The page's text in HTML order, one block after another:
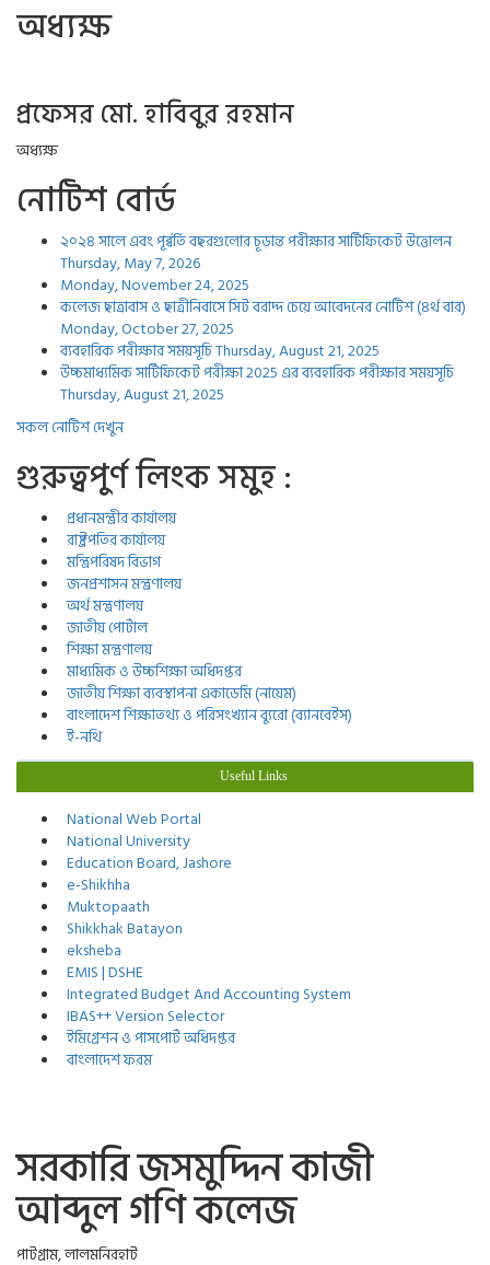
অধ্যক্ষ
প্রফেসর মো. হাবিবুর রহমান
অধ্যক্ষ
নোটিশ বোর্ড
২০২৪ সালে এবং পূর্ব্বর্তি বছরগুলোর চূড়ান্ত পরীক্ষার সার্টিফিকেট উত্তোলন
Thursday, May 7, 2026
Monday, November 24, 2025
কলেজ ছাত্রাবাস ও ছাত্রীনিবাসে সিট বরাদ্দ চেয়ে আবেদনের নোটিশ (৪র্থ বার)
Monday, October 27, 2025
ব্যবহারিক পরীক্ষার সময়সূচিThursday, August 21, 2025
উচ্চমাধ্যমিক সার্টিফিকেট পরীক্ষা 2025 এর ব্যবহারিক পরীক্ষার সময়সূচি
Thursday, August 21, 2025
সকল নোটিশ দেখুন
গুরুত্বপুর্ণ লিংক সমুহ :
প্রধানমন্ত্রীর কার্যালয়
রাষ্ট্রপতির কার্যালয়
মন্ত্রিপরিষদ বিভাগ
জনপ্রশাসন মন্ত্রণালয়
অর্থ মন্ত্রণালয়
জাতীয় পোর্টাল
শিক্ষা মন্ত্রণালয়
মাধ্যমিক ও উচ্চশিক্ষা অধিদপ্তর
জাতীয় শিক্ষা ব্যবস্থাপনা একাডেমি (নায়েম)
বাংলাদেশ শিক্ষাতথ্য ও পরিসংখ্যান ব্যুরো (ব্যানবেইস)
ই-নথি
Useful Links
National Web Portal
National University
Education Board, Jashore
e-Shikhha
Muktopaath
Shikkhak Batayon
eksheba
EMIS | DSHE
Integrated Budget And Accounting System
IBAS++ Version Selector
ইমিগ্রেশন ও পাসপোর্ট অধিদপ্তর
বাংলাদেশ ফরম
সরকারি জসমুদ্দিন কাজী
আব্দুল গণি কলেজ
পাটগ্রাম, লালমনিরহাট